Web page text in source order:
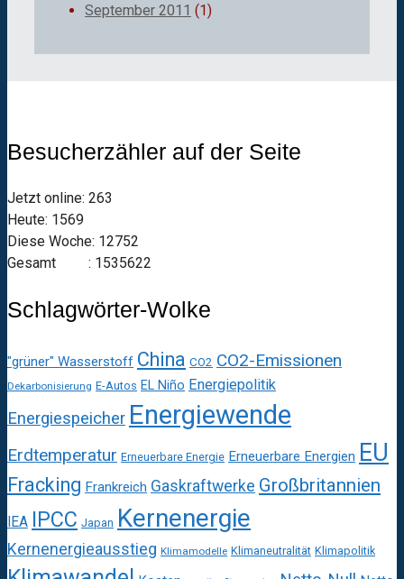
September 2011 (1)
Besucherzähler auf der Seite
Jetzt online: 263
Heute: 1569
Diese Woche: 12752
Gesamt : 1535622
Schlagwörter-Wolke
"grüner" Wasserstoff China CO2 CO2-Emissionen
Dekarbonisierung E-Autos EL Niño Energiepolitik
Energiespeicher Energiewende
Erdtemperatur Erneuerbare Energie Erneuerbare Energien EU
Fracking Frankreich Gaskraftwerke Großbritannien
IEA IPCC Japan Kernenergie
Kernenergieausstieg Klimamodelle Klimaneutralität Klimapolitik